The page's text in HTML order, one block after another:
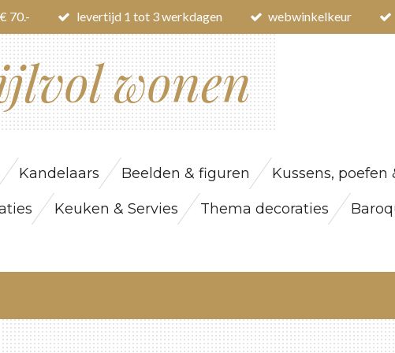
70.- levertijd 1 tot 3 werkdagen webwinkelkeur
wonen
Kandelaars Beelden & figuren Kussens, poefen
Keuken & Servies Thema decoraties